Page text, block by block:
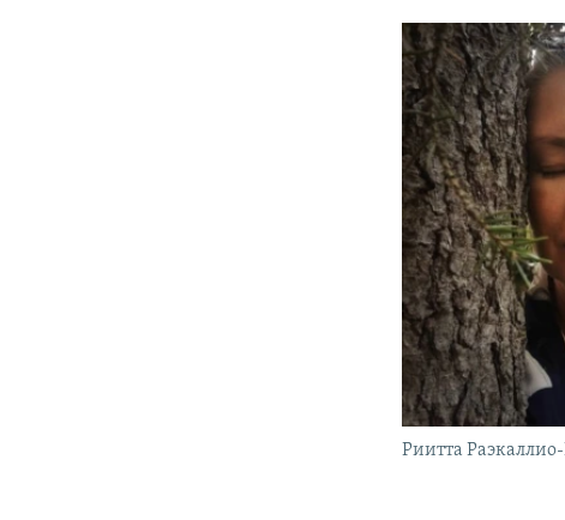
Риитта